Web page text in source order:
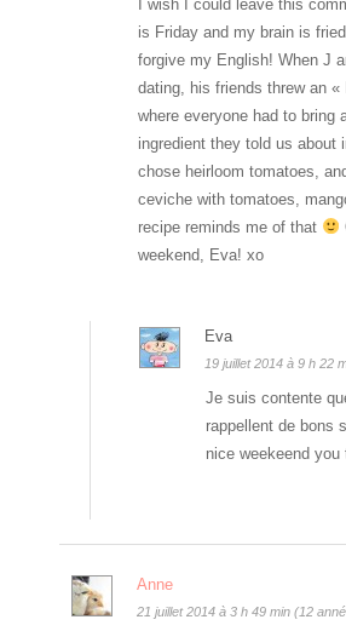
I wish I could leave this
is Friday and my brain is
forgive my English! When J
dating, his friends threw an
where everyone had to bring
ingredient they told us about
chose heirloom tomatoes,
ceviche with tomatoes,
recipe reminds me of that
weekend, Eva! xo
Eva
19 juillet 2014 à 9 h 22
Je suis contente
rappellent de bons
nice weekeend you
Anne
21 juillet 2014 à 3 h 49 min (12